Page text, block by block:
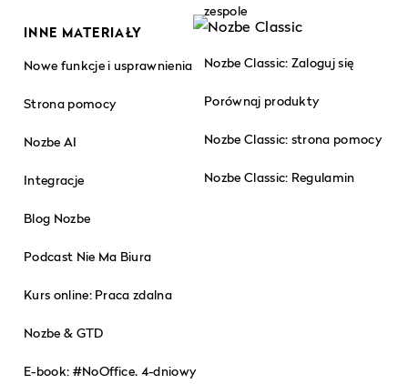
zespole
INNE MATERIAŁY
Nowe funkcje i usprawnienia
Strona pomocy
Nozbe AI
Integracje
Blog Nozbe
Podcast Nie Ma Biura
Kurs online: Praca zdalna
Nozbe & GTD
E-book: #NoOffice. 4-dniowy
Nozbe Classic: Zaloguj się
Porównaj produkty
Nozbe Classic: strona pomocy
Nozbe Classic: Regulamin